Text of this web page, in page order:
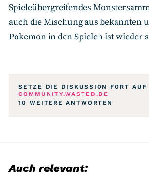
Spieleübergreifendes
auch die Mischung aus bekannten
Pokemon in den Spielen ist wieder
SETZE DIE DISKUSSION FORT AUF
COMMUNITY.WASTED.DE
10 WEITERE ANTWORTEN
Auch relevant: